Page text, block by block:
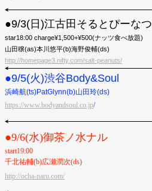
●9/3(日)江古田そるとぴーなつ
star18:00 charge¥1,500+¥500(ナッツ食べ放題)
山田穣(as)本川悠平(b)海野俊輔(ds)
http://homepage3.nifty.com/salt-peanuts/
●9/5(火)渋谷Body&Soul
浜崎航(ts)PatGlynn(b)山田玲(ds)
https://www.bodyandsoul.co.jp/
●︎9/6(水)御茶ノ水ナル
start19:00
千北祐輔(b)広瀬潤次(ds)
http://ocha-naru.com/